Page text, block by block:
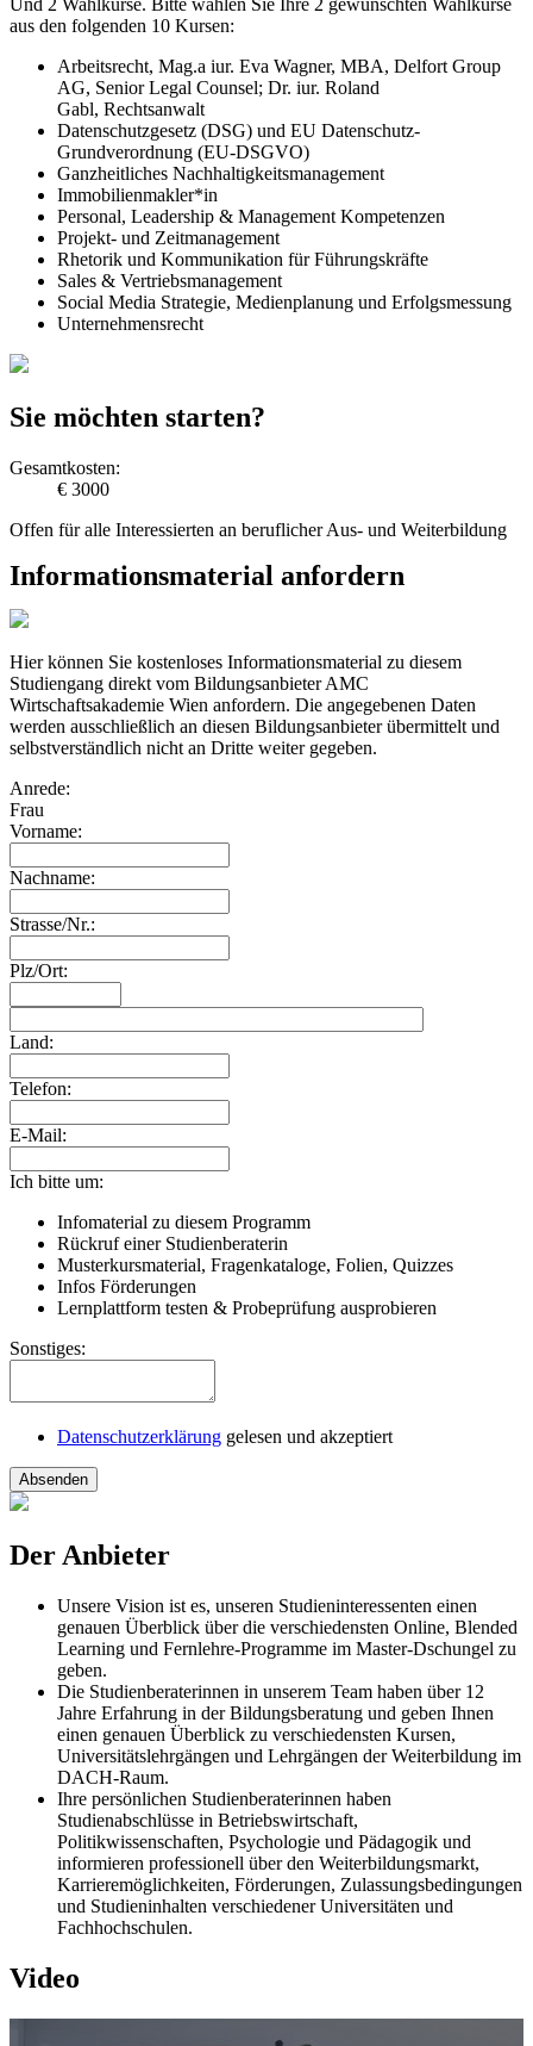
Und 2 Wahlkurse. Bitte wählen Sie Ihre 2 gewünschten Wahlkurse
aus den folgenden 10 Kursen:
Arbeitsrecht, Mag.a iur. Eva Wagner, MBA, Delfort Group
AG, Senior Legal Counsel; Dr. iur. Roland
Gabl, Rechtsanwalt
Datenschutzgesetz (DSG) und EU Datenschutz-
Grundverordnung (EU-DSGVO)
Ganzheitliches Nachhaltigkeitsmanagement
Immobilienmakler*in
Personal, Leadership & Management Kompetenzen
Projekt- und Zeitmanagement
Rhetorik und Kommunikation für Führungskräfte
Sales & Vertriebsmanagement
Social Media Strategie, Medienplanung und Erfolgsmessung
Unternehmensrecht
Sie möchten starten?
Gesamtkosten:
€ 3000
Offen für alle Interessierten an beruflicher Aus- und Weiterbildung
Informationsmaterial anfordern
Hier können Sie kostenloses Informationsmaterial zu diesem
Studiengang direkt vom Bildungsanbieter AMC
Wirtschaftsakademie Wien anfordern. Die angegebenen Daten
werden ausschließlich an diesen Bildungsanbieter übermittelt und
selbstverständlich nicht an Dritte weiter gegeben.
Anrede:
Frau
Vorname:
Nachname:
Strasse/Nr.:
Plz/Ort:
Land:
Telefon:
E-Mail:
Ich bitte um:
Infomaterial zu diesem Programm
Rückruf einer Studienberaterin
Musterkursmaterial, Fragenkataloge, Folien, Quizzes
Infos Förderungen
Lernplattform testen & Probeprüfung ausprobieren
Sonstiges:
Datenschutzerklärung gelesen und akzeptiert
Absenden
Der Anbieter
Unsere Vision ist es, unseren Studieninteressenten einen
genauen Überblick über die verschiedensten Online, Blended
Learning und Fernlehre-Programme im Master-Dschungel zu
geben.
Die Studienberaterinnen in unserem Team haben über 12
Jahre Erfahrung in der Bildungsberatung und geben Ihnen
einen genauen Überblick zu verschiedensten Kursen,
Universitätslehrgängen und Lehrgängen der Weiterbildung im
DACH-Raum.
Ihre persönlichen Studienberaterinnen haben
Studienabschlüsse in Betriebswirtschaft,
Politikwissenschaften, Psychologie und Pädagogik und
informieren professionell über den Weiterbildungsmarkt,
Karrieremöglichkeiten, Förderungen, Zulassungsbedingungen
und Studieninhalten verschiedener Universitäten und
Fachhochschulen.
Video